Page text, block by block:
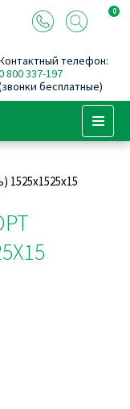
0
телефон:
800 337-197
бесплатные)